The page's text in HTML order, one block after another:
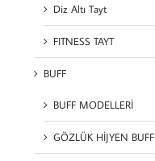
Diz Altı Tayt
FITNESS TAYT
BUFF
BUFF MODELLERİ
GÖZLÜK HİJYEN BUFF